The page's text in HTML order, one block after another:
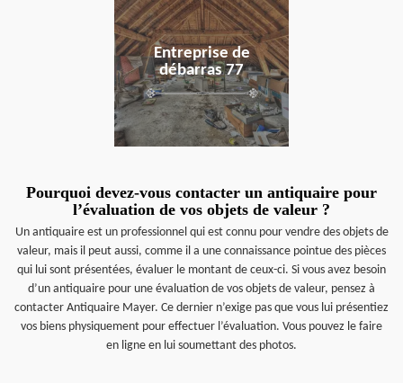
Entreprise de
débarras 77
en savoir plus
Pourquoi devez-vous contacter un antiquaire pour
l’évaluation de vos objets de valeur ?
Un antiquaire est un professionnel qui est connu pour vendre des objets de
valeur, mais il peut aussi, comme il a une connaissance pointue des pièces
qui lui sont présentées, évaluer le montant de ceux-ci. Si vous avez besoin
d’un antiquaire pour une évaluation de vos objets de valeur, pensez à
contacter Antiquaire Mayer. Ce dernier n’exige pas que vous lui présentiez
vos biens physiquement pour effectuer l’évaluation. Vous pouvez le faire
en ligne en lui soumettant des photos.